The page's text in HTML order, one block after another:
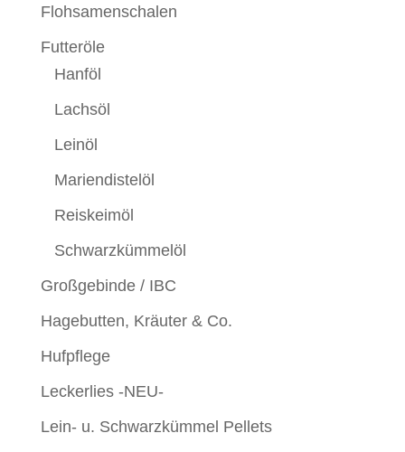
Flohsamenschalen
Futteröle
Hanföl
Lachsöl
Leinöl
Mariendistelöl
Reiskeimöl
Schwarzkümmelöl
Großgebinde / IBC
Hagebutten, Kräuter & Co.
Hufpflege
Leckerlies -NEU-
Lein- u. Schwarzkümmel Pellets